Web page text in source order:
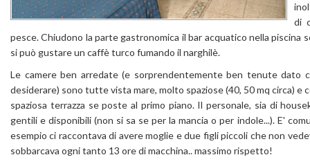
di
pesce. Chiudono la parte gastronomica il bar acquatico nella piscina
si può gustare un caffè turco fumando il narghilè.
Le camere ben arredate (e sorprendentemente ben tenute dato
desiderare) sono tutte vista mare, molto spaziose (40, 50 mq circa) e
spaziosa terrazza se poste al primo piano. Il personale, sia di
gentili e disponibili (non si sa se per la mancia o per indole...). E'
esempio ci raccontava di avere moglie e due figli piccoli che non
sobbarcava ogni tanto 13 ore di macchina.. massimo rispetto!